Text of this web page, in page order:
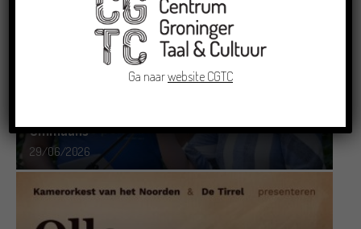
Ommaans
29/06/2026
Ga naarwebsite CGTC